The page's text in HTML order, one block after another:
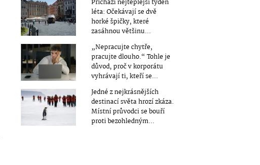
Přichází nejteplejší týden
léta: Očekávají se dvě
horké špičky, které
zasáhnou většinu...
„Nepracujte chytře,
pracujte dlouho.“ Tohle je
důvod, proč v korporátu
vyhrávají ti, kteří se...
Jedné z nejkrásnějších
destinací světa hrozí zkáza.
Místní průvodci se bouří
proti bezohledným...